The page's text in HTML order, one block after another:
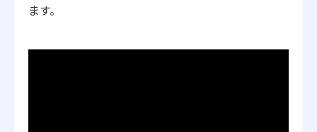
ます。